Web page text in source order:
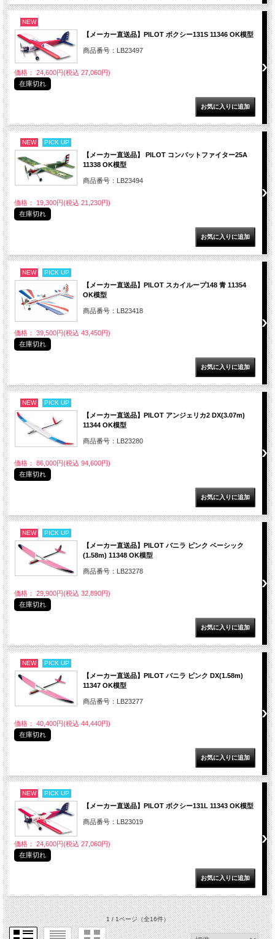
NEW
【メーカー直送品】PILOT ボクシー131S 11346 OK模型
商品番号：LB23497
価格： 24,600円(税込 27,060円)
在庫切れ
NEW PICK UP
【メーカー直送品】 PILOT コンバットファイター25A
11338 OK模型
商品番号：LB23494
価格： 19,300円(税込 21,230円)
在庫切れ
NEW PICK UP
【メーカー直送品】PILOT スカイループ148 青 11354
OK模型
商品番号：LB23418
価格： 39,500円(税込 43,450円)
在庫切れ
NEW PICK UP
【メーカー直送品】PILOT アンジェリカ2 DX(3.07m)
11344 OK模型
商品番号：LB23280
価格： 86,000円(税込 94,600円)
在庫切れ
NEW PICK UP
【メーカー直送品】PILOT バニラ ピンク ベーシック
(1.58m) 11348 OK模型
商品番号：LB23278
価格： 29,900円(税込 32,890円)
在庫切れ
NEW PICK UP
【メーカー直送品】PILOT バニラ ピンク DX(1.58m)
11347 OK模型
商品番号：LB23277
価格： 40,400円(税込 44,440円)
在庫切れ
NEW PICK UP
【メーカー直送品】PILOT ボクシー131L 11343 OK模型
商品番号：LB23019
価格： 24,600円(税込 27,060円)
在庫切れ
1 / 1ページ（全16件）